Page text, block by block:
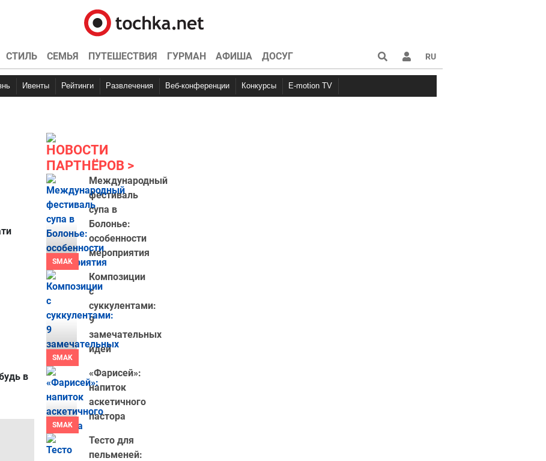
СТИЛЬ СЕМЬЯ ПУТЕШЕСТВИЯ ГУРМАН АФИША ДОСУГ RU
Ивенты Рейтинги Развлечения Веб-конференции Конкурсы E-motion TV
в
НОВОСТИ
ПАРТНЁРОВ
SMAK
Международный
фестиваль
супа в
Болонье:
особенности
мероприятия
SMAK
Композиции
с
суккулентами:
9
замечательных
идей
SMAK
«Фарисей»:
напиток
аскетичного
пастора
Тесто для
пельменей: